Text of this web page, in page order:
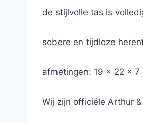
de stijlvolle tas is
sobere en tijdloze
afmetingen: 19 x 22 x 7
Wij zijn officiële Arthur